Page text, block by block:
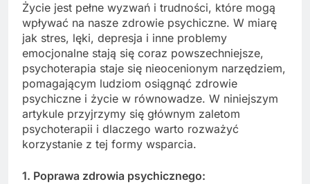
Życie jest pełne wyzwań i trudności, które mogą
wpływać na nasze zdrowie psychiczne. W miarę
jak stres, lęki, depresja i inne problemy
emocjonalne stają się coraz powszechniejsze,
psychoterapia staje się nieocenionym narzędziem,
pomagającym ludziom osiągnąć zdrowie
psychiczne i życie w równowadze. W niniejszym
artykule przyjrzymy się głównym zaletom
psychoterapii i dlaczego warto rozważyć
korzystanie z tej formy wsparcia.
1. Poprawa zdrowia psychicznego: